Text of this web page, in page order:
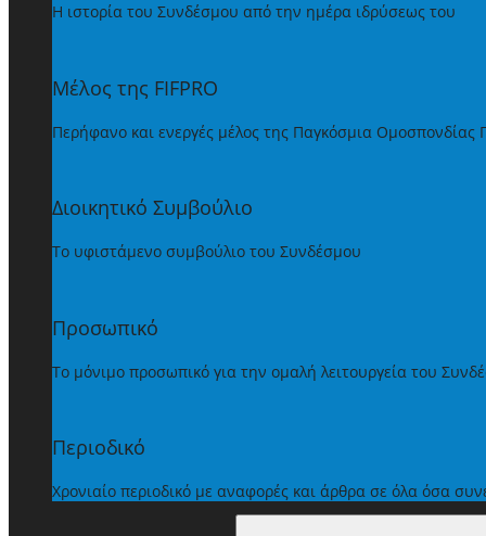
Η ιστορία του Συνδέσμου από την ημέρα ιδρύσεως του
Μέλος της FIFPRO
Περήφανο και ενεργές μέλος της Παγκόσμια Ομοσπονδίας
Διοικητικό Συμβούλιο
Το υφιστάμενο συμβούλιο του Συνδέσμου
Προσωπικό
Το μόνιμο προσωπικό για την ομαλή λειτουργεία του
Περιοδικό
Χρονιαίο περιοδικό με αναφορές και άρθρα σε όλα όσα